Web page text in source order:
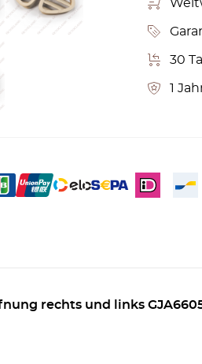
30
1
rechts und links